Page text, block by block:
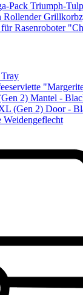
Pack Triumph-
Rollender
Rasenroboter
2) Mantel -
(Gen 2) Door -
Weidengeflecht